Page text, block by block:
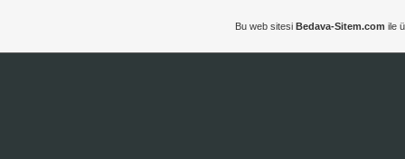
Bu web sitesi Bedava-Sitem.com ile